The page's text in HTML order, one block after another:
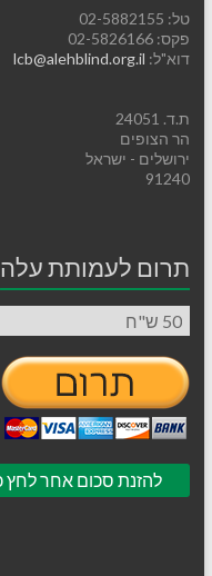
טל: 02-5882155
פקס: 02-5826166
דוא"ל:
ת.ד. 24051
הר הצופים
ירושלים - ישראל
91240
תרום לעמותת עלה